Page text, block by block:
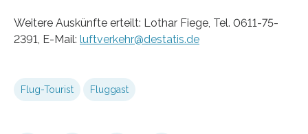
Weitere Auskünfte erteilt: Lothar Fiege, Tel. 0611-75-
2391, E-Mail: luftverkehr@destatis.de
Flug-Tourist Fluggast